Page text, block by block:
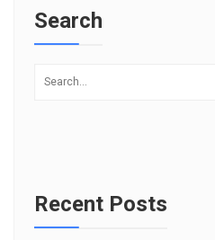
Search
Recent Posts